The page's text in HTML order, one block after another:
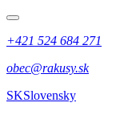
+421 524 684 271
obec@rakusy.sk
SKSlovensky